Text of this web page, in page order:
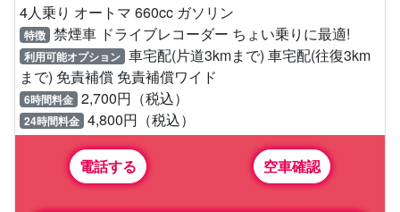
4人乗り オートマ 660cc ガソリン
特徴 禁煙車 ドライブレコーダー ちょい乗りに最適!
利用可能オプション 車宅配(片道3kmまで) 車宅配(往復3km
まで) 免責補償 免責補償ワイド
6時間料金 2,700円（税込）
24時間料金 4,800円（税込）
電話する 空車確認